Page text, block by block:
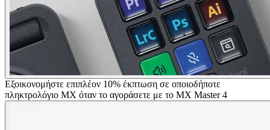
Εξοικονομήστε επιπλέον 10% έκπτωση σε οποιοδήποτε
πληκτρολόγιο MX όταν το αγοράσετε με το MX Master 4